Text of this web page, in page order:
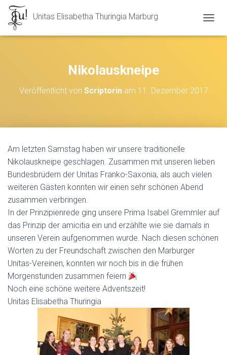
Unitas Elisabetha Thuringia Marburg
A
H
Nikolauskneipe
Veröffentlicht von Scriptorinam 11. Dezember 2017
Am letzten Samstag haben wir unsere traditionelle
Nikolauskneipe geschlagen. Zusammen mit unseren lieben
Bundesbrüdern der Unitas Franko-Saxonia, als auch vielen
weiteren Gästen konnten wir einen sehr schönen Abend
zusammen verbringen.
In der Prinzipienrede ging unsere Prima Isabel Gremmler auf
das Prinzip der amicitia ein und erzählte wie sie damals in
unseren Verein aufgenommen wurde. Nach diesen schönen
Worten zu der Freundschaft zwischen den Marburger
Unitas-Vereinen, konnten wir noch bis in die frühen
Morgenstunden zusammen feiern
Noch eine schöne weitere Adventszeit!
Unitas Elisabetha Thuringia